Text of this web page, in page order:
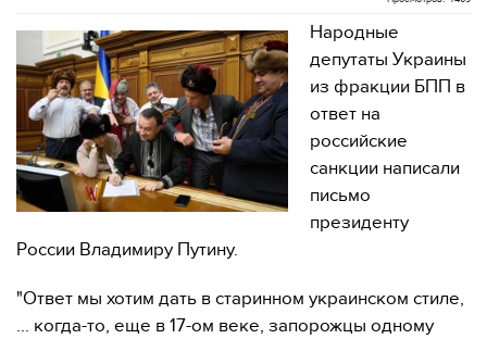
Народные
депутаты Украины
из фракции БПП в
ответ на
российские
санкции написали
письмо
президенту
России Владимиру Путину.
"Ответ мы хотим дать в старинном украинском стиле,
... когда-то, еще в 17-ом веке, запорожцы одному